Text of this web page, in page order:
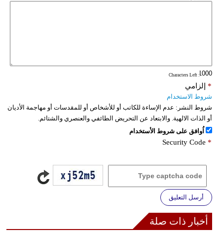
: Characters Left
إلزامي *
شروط الاستخدام
شروط النشر: عدم الإساءة للكاتب أو للأشخاص أو للمقدسات أو مهاجمة الأديان
أو الذات الالهية. والابتعاد عن التحريض الطائفي والعنصري والشتائم.
اُوافق على شروط الأستخدام
Security Code *
أرسل التعليق
أخبار ذات صلة